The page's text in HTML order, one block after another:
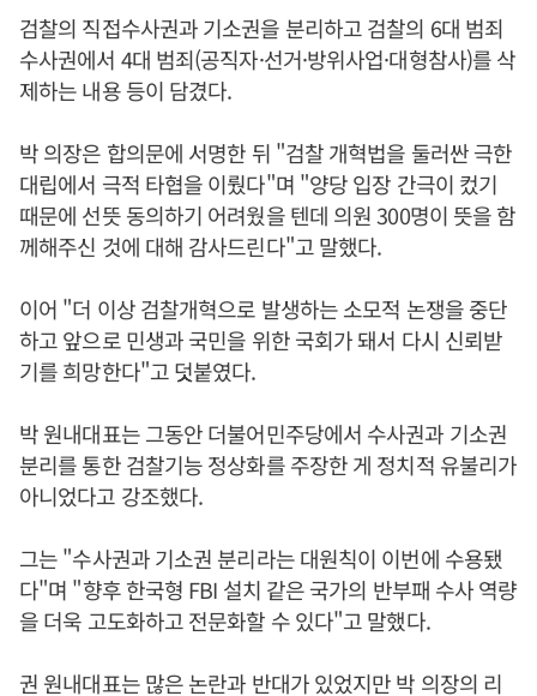
검찰의 직접수사권과 기소권을 분리하고 검찰의 6대 범죄
수사권에서 4대 범죄(공직자·선거·방위사업·대형참사)를 삭
제하는 내용 등이 담겼다.
박 의장은 합의문에 서명한 뒤 "검찰 개혁법을 둘러싼 극한
대립에서 극적 타협을 이뤘다"며 "양당 입장 간극이 컸기
때문에 선뜻 동의하기 어려웠을 텐데 의원 300명이 뜻을 함
께해주신 것에 대해 감사드린다"고 말했다.
이어 "더 이상 검찰개혁으로 발생하는 소모적 논쟁을 중단
하고 앞으로 민생과 국민을 위한 국회가 돼서 다시 신뢰받
기를 희망한다"고 덧붙였다.
박 원내대표는 그동안 더불어민주당에서 수사권과 기소권
분리를 통한 검찰기능 정상화를 주장한 게 정치적 유불리가
아니었다고 강조했다.
그는 "수사권과 기소권 분리라는 대원칙이 이번에 수용됐
다"며 "향후 한국형 FBI 설치 같은 국가의 반부패 수사 역량
을 더욱 고도화하고 전문화할 수 있다"고 말했다.
권 원내대표는 많은 논란과 반대가 있었지만 박 의장의 리